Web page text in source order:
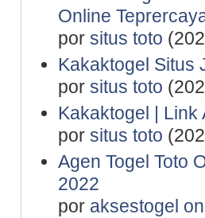
Online
por situs toto
Kakaktogel Situs
por situs toto
Kakaktogel | Link
por situs toto
Agen Togel Toto
2022
por aksestogel